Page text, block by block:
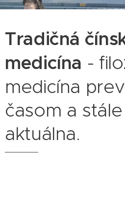
Tradičná
medicína -
medicína
časom a
aktuálna.